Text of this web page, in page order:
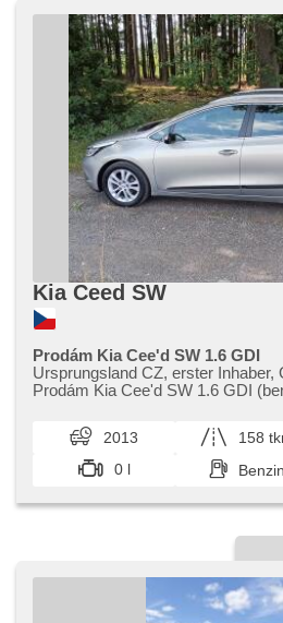
Kia Ceed SW
Prodám Kia Cee'd SW 1.6 GDI
Ursprungsland CZ,​ erster Inhaber,​
Prodám Kia Cee'd SW 1.6 GDI
2013 158
0 l
Benzin